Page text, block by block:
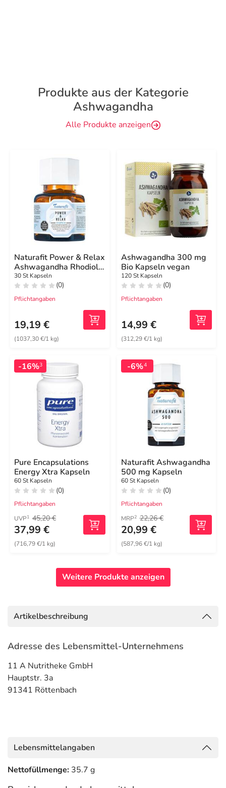
Produkte aus der Kategorie
Ashwagandha
Alle Produkte anzeigen
Naturafit Power & Relax
Ashwagandha Rhodiola
OPC Q10 BVitamin
Magnesium Kps.
30 St Kapseln
(0)
Pflichtangaben
19,19 €
(1037,30 €/1 kg)
Ashwagandha 300 mg
Bio Kapseln vegan
120 St Kapseln
(0)
Pflichtangaben
14,99 €
(312,29 €/1 kg)
-16%3
Pure Encapsulations
Energy Xtra Kapseln
60 St Kapseln
(0)
Pflichtangaben
UVP1 45,20 €
37,99 €
(716,79 €/1 kg)
-6%4
Naturafit Ashwagandha
500 mg Kapseln
60 St Kapseln
(0)
Pflichtangaben
MRP2 22,26 €
20,99 €
(587,96 €/1 kg)
Weitere Produkte anzeigen
Artikelbeschreibung
Adresse des Lebensmittel-Unternehmens
11 A Nutritheke GmbH
Hauptstr. 3a
91341 Röttenbach
Lebensmittelangaben
Nettofüllmenge: 35.7 g